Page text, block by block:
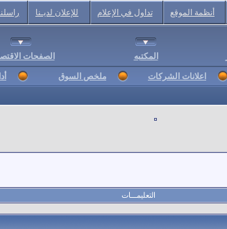
أنظمة الموقع تداول في الإعلام للإعلان لديـنا
المكتبه الصفحات
اعلانات الشركات ملخص السوق
التعليمـــات